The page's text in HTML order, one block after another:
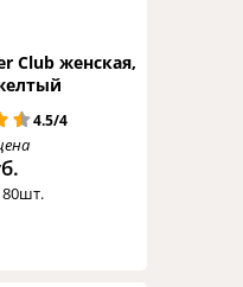
Club женская,
4.5/4